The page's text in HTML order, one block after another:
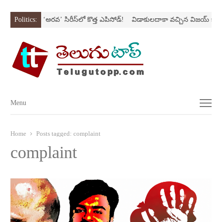
Politics: ‘అర‌వ’ సిరీస్‌లో కొత్త ఎపిసోడ్‌! విడాకులదాకా వచ్చిన విజయ్‌
Menu
Menu
Home Posts tagged: complaint
complaint